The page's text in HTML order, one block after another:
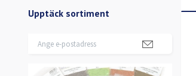
Upptäck sortiment